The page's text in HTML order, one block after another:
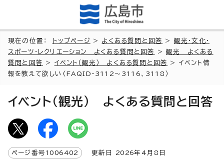
現在の位置： トップページ > よくある質問と回答 > 観光・文化・
スポーツ・レクリエーション よくある質問と回答
>観光 よくある
質問と回答
> イベント（観光） よくある質問と回答
> イベント情
報を教えて欲しい(FAQID-3112～3116、3118）
イベント（観光） よくある質問と回答
ページ番号 1006402 更新日 2026年4月8日